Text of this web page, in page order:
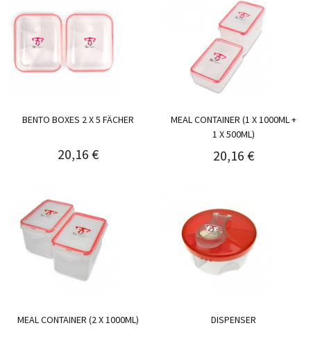
BENTO BOXES 2 X 5 FÄCHER
20,16 €
MEAL CONTAINER (1 X 1000ML +
1 X 500ML)
20,16 €
MEAL CONTAINER (2 X 1000ML) DISPENSER